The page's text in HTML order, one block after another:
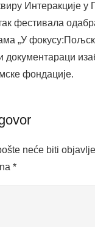
Интеракције у
фестивала
„У
документараци
фондације.
neće biti
*